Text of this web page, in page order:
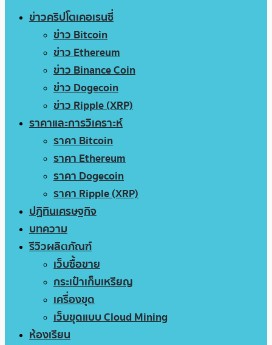
ข่าวคริปโตเคอเรนซี่
ข่าว Bitcoin
ข่าว Ethereum
ข่าว Binance Coin
ข่าว Dogecoin
ข่าว Ripple (XRP)
ราคาและการวิเคราะห์
ราคา Bitcoin
ราคา Ethereum
ราคา Dogecoin
ราคา Ripple (XRP)
ปฏิทินเศรษฐกิจ
บทความ
รีวิวผลิตภัณฑ์
เว็บซื้อขาย
กระเป๋าเก็บเหรียญ
เครื่องขุด
เว็บขุดแบบ Cloud Mining
ห้องเรียน